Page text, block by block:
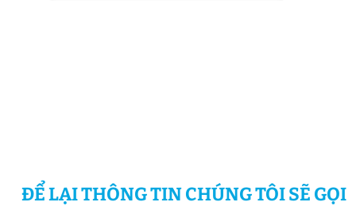
ĐỂ LẠI THÔNG TIN CHÚNG TÔI SẼ GỌI